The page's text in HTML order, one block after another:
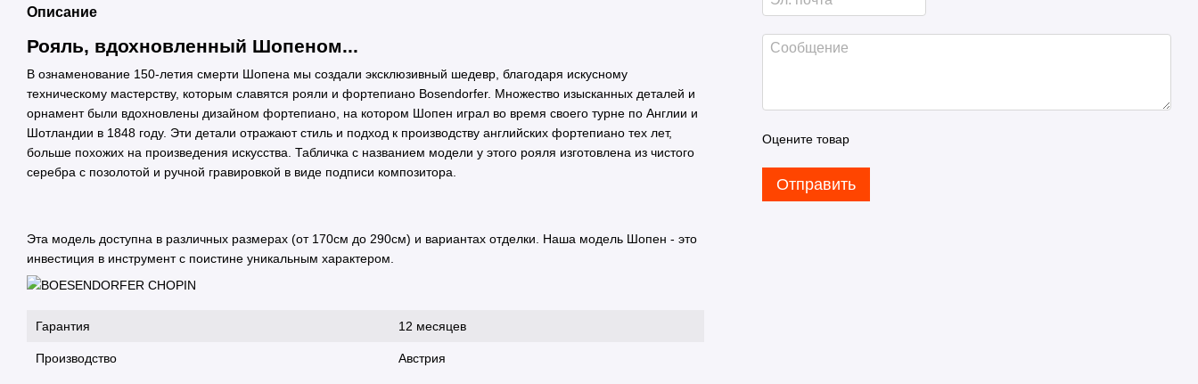
Описание
Рояль, вдохновленный Шопеном...
В ознаменование 150-летия смерти Шопена мы создали эксклюзивный шедевр, благодаря искусному
техническому мастерству, которым славятся рояли и фортепиано Bosendorfer. Множество изысканных деталей и
орнамент были вдохновлены дизайном фортепиано, на котором Шопен играл во время своего турне по Англии и
Шотландии в 1848 году. Эти детали отражают стиль и подход к производству английских фортепиано тех лет,
больше похожих на произведения искусства. Табличка с названием модели у этого рояля изготовлена из чистого
серебра с позолотой и ручной гравировкой в виде подписи композитора.
Эта модель доступна в различных размерах (от 170см до 290см) и вариантах отделки. Наша модель Шопен - это
инвестиция в инструмент с поистине уникальным характером.
Гарантия 12 месяцев
Производство Австрия
Оцените товар
Отправить